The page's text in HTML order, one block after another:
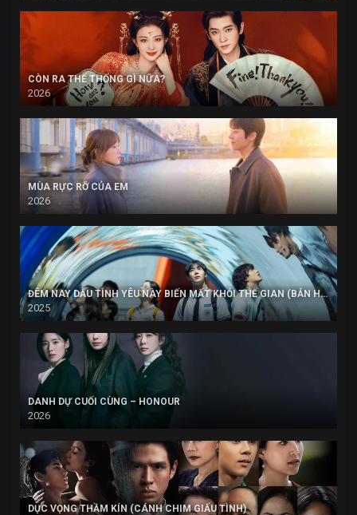
CÒN RA THỂ THỐNG GÌ NỮA?
2026
MÙA RỰC RỠ CỦA EM
2026
ĐÊM NAY DẪU TÌNH YÊU NÀY BIẾN MẤT KHỎI THẾ GIAN (BẢN HÀN)
2025
DANH DỰ CUỐI CÙNG – HONOUR
2026
DỤC VỌNG THẦM KÍN (CÁNH CHIM GIẤU TÌNH)